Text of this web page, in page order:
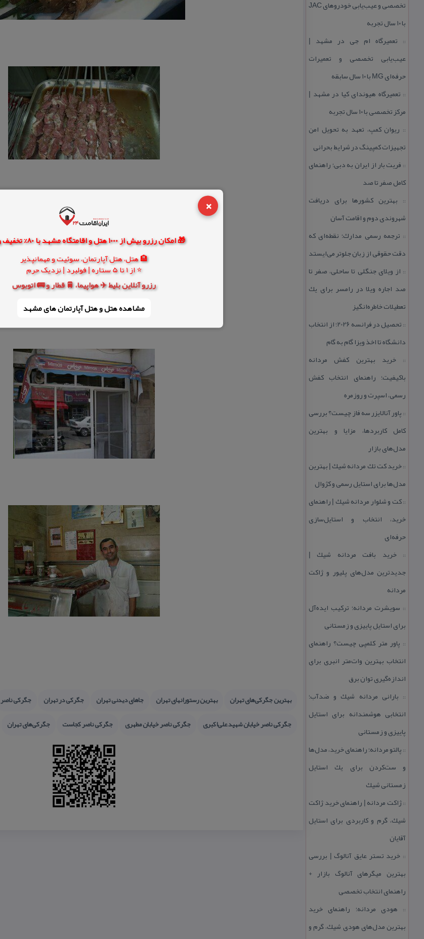
×
🎁 امکان رزرو بیش از 1000 هتل و اقامتگاه مشهد با 80% تخفیف واقعی
🏨 هتل، هتل آپارتمان، سوئیت و مهمانپذیر
⭐ از 1 تا 5 ستاره | فولبرد | نزدیک حرم
رزرو آنلاین بلیط ✈️ هواپیما، 🚆 قطار و 🚌 اتوبوس
مشاهده هتل و هتل‌ آپارتمان های مشهد
تخصصی و عیب‌یابی خودروهای JAC
با ۱۰ سال تجربه
:: تعمیرگاه ام جی در مشهد |
عیب‌یابی تخصصی و تعمیرات
حرفه‌ای MG با ۱۰ سال سابقه
:: تعمیرگاه هیوندای كیا در مشهد |
مركز تخصصی با ۱۰ سال تجربه
:: ریوان كمپ، تعهد به تحویل امن
تجهیزات كمپینگ در شرایط بحرانی
:: فریت بار از ایران به دبی؛ راهنمای
كامل صفر تا صد
:: بهترین كشورها برای دریافت
شهروندی دوم و اقامت آسان
:: ترجمه رسمی مدارك؛ نقطه‌ای كه
دقت حقوقی از زبان جلوتر می‌ایستد
:: از ویلای جنگلی تا ساحلی، صفر تا
صد اجاره ویلا در رامسر برای یك
تعطیلات خاطره‌انگیز
::
تحصیل در فرانسه 2026؛ از انتخاب
دانشگاه تا اخذ ویزا گام به گام
::خرید بهترین كفش مردانه
باكیفیت؛ راهنمای انتخاب كفش
رسمی، اسپرت و روزمره
:: پاور آنالایزر سه فاز چیست؟ بررسی
كامل كاربردها، مزایا و بهترین
مدل‌های بازار
::خرید كت تك مردانه شیك | بهترین
مدل‌ها برای استایل رسمی و كژوال
::كت و شلوار مردانه شیك | راهنمای
خرید، انتخاب و استایل‌سازی
حرفه‌ای
::خرید بافت مردانه شیك |
جدیدترین مدل‌های پلیور و ژاكت
مردانه
:: سویشرت مردانه؛ تركیب ایده‌آل
برای استایل پاییزی و زمستانی
:: پاور متر كلمپی چیست؟ راهنمای
انتخاب بهترین وات‌متر انبری برای
اندازه‌گیری توان برق
:: بارانی مردانه شیك و ضدآب؛
انتخابی هوشمندانه برای استایل
پاییزی و زمستانی
:: پالتو مردانه؛ راهنمای خرید، مدل‌ها
و ست‌كردن برای یك استایل
زمستانی شیك
::ژاكت مردانه | راهنمای خرید ژاكت
شیك، گرم و كاربردی برای استایل
آقایان
:: خرید تستر عایق آنالوگ | بررسی
بهترین میگرهای آنالوگ بازار +
راهنمای انتخاب تخصصی
:: هودی مردانه؛ راهنمای خرید
بهترین مدل‌های هودی شیك، گرم و
بهترین جگركی‌های تهران بهترین رستورانهای تهران جاهای دیدنی تهران جگركی در تهران
جگركی ناصر
جگركی ناصر خیابان شهید علی‌اكبری
جگركی ناصر خیابان مطهری جگركی ناصر كجاست جگركی‌های تهران